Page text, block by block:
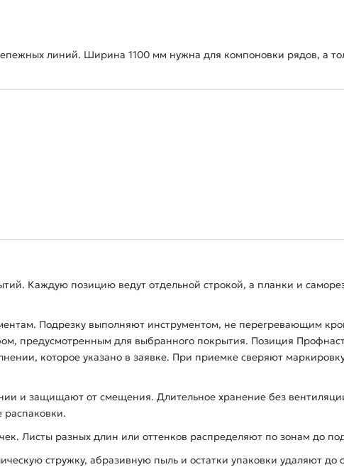
линий. Ширина 1100 мм нужна для компоновки рядов, а
Каждую позицию ведут отдельной строкой, а планки и
Подрезку выполняют инструментом, не перегревающим
предусмотренным для выбранного покрытия. Позиция
которое указано в заявке. При приемке сверяют
и защищают от смещения. Длительное хранение без
распаковки.
Листы разных длин или оттенков распределяют по зонам до
стружку, абразивную пыль и остатки упаковки удаляют до